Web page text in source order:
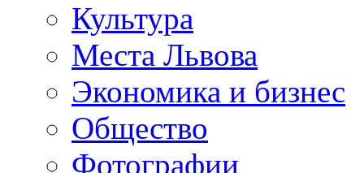
Культура
Места Львова
Экономика и бизнес
Общество
Фотографии